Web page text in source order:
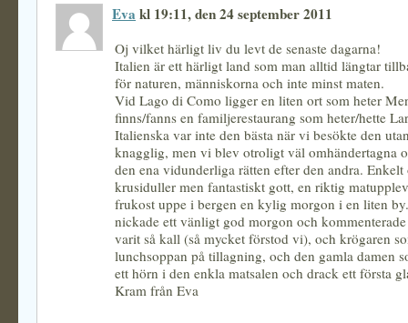
Eva kl 19:11, den 24 september 2011
Oj vilket härligt liv du levt de senaste dagarna!
Italien är ett härligt land som man alltid längtar
för naturen, människorna och inte minst maten.
Vid Lago di Como ligger en liten ort som heter
finns/fanns en familjerestaurang som heter/hette
Italienska var inte den bästa när vi besökte den
knagglig, men vi blev otroligt väl omhändertagna
den ena vidunderliga rätten efter den andra. Enkelt
krusiduller men fantastiskt gott, en riktig
frukost uppe i bergen en kylig morgon i en liten
nickade ett vänligt god morgon och
varit så kall (så mycket förstod vi), och krögaren
lunchsoppan på tillagning, och den gamla damen
ett hörn i den enkla matsalen och drack ett första
Kram från Eva